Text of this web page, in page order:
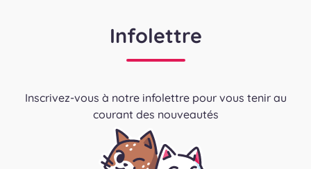
Infolettre
Inscrivez-vous à notre infolettre pour vous tenir au
courant des nouveautés